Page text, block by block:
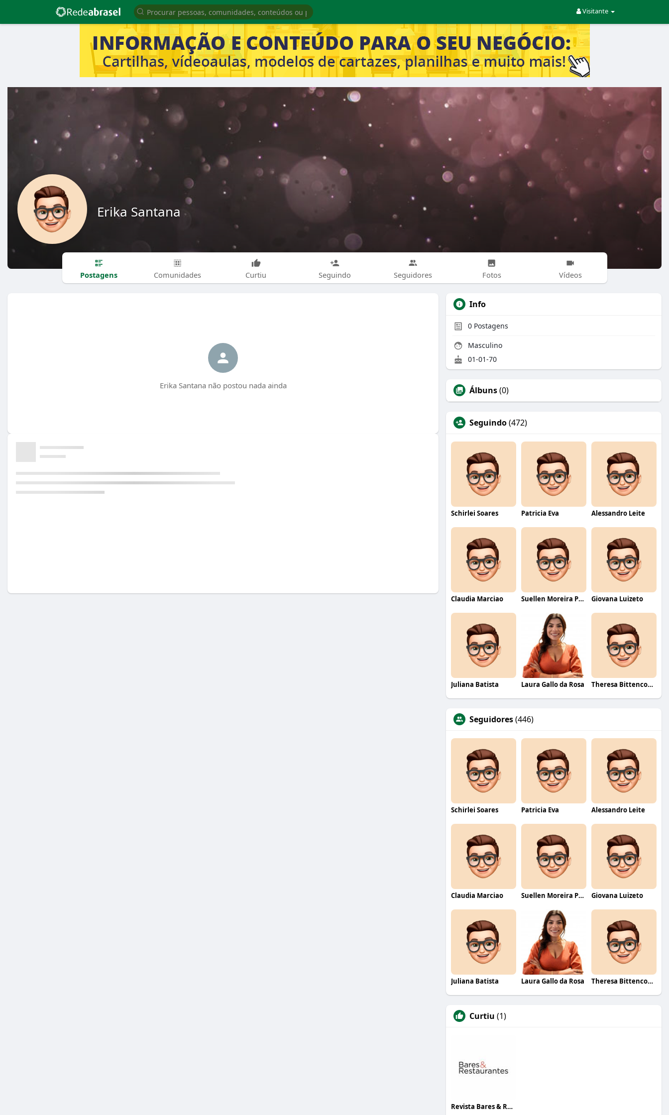
Visitante
Erika Santana
Postagens Comunidades Curtiu Seguindo Seguidores Fotos Vídeos
Erika Santana não postou nada ainda
Info
0 Postagens
Masculino
01-01-70
Álbuns(0)
Seguindo(472)
Schirlei Soares Patricia Eva Alessandro Leite
Claudia Marciao Suellen Moreira Parente de Oliveira Giovana Luizeto
Juliana Batista Laura Gallo da Rosa Theresa Bittencourt
Seguidores(446)
Schirlei Soares Patricia Eva Alessandro Leite
Claudia Marciao Suellen Moreira Parente de Oliveira Giovana Luizeto
Juliana Batista Laura Gallo da Rosa Theresa Bittencourt
Curtiu (1)
Revista Bares & Restaurantes